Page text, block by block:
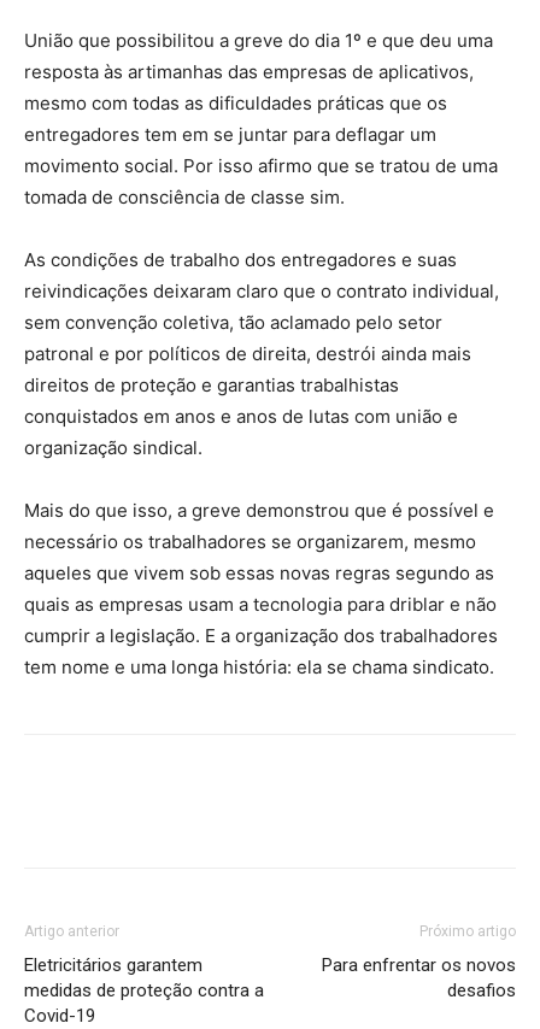
União que possibilitou a greve do dia 1º e que deu uma
resposta às artimanhas das empresas de aplicativos,
mesmo com todas as dificuldades práticas que os
entregadores tem em se juntar para deflagar um
movimento social. Por isso afirmo que se tratou de uma
tomada de consciência de classe sim.
As condições de trabalho dos entregadores e suas
reivindicações deixaram claro que o contrato individual,
sem convenção coletiva, tão aclamado pelo setor
patronal e por políticos de direita, destrói ainda mais
direitos de proteção e garantias trabalhistas
conquistados em anos e anos de lutas com união e
organização sindical.
Mais do que isso, a greve demonstrou que é possível e
necessário os trabalhadores se organizarem, mesmo
aqueles que vivem sob essas novas regras segundo as
quais as empresas usam a tecnologia para driblar e não
cumprir a legislação. E a organização dos trabalhadores
tem nome e uma longa história: ela se chama sindicato.
Artigo anterior
Eletricitários garantem
medidas de proteção contra a
Covid-19
Próximo artigo
Para enfrentar os novos
desafios